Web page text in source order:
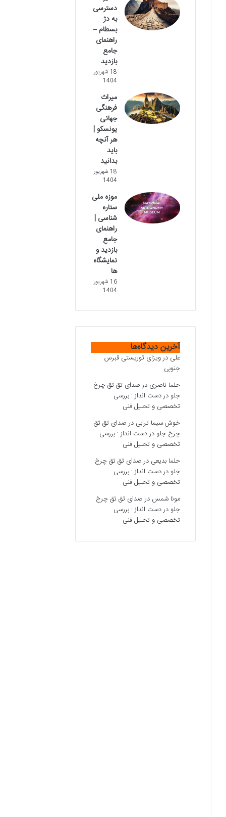
دسترسی
به دژ
بسطام –
راهنمای
جامع
بازدید
18 شهریور
1404
میراث
فرهنگی
جهانی
یونسکو |
هر آنچه
باید
بدانید
18 شهریور
1404
موزه ملی
ستاره
شناسی |
راهنمای
جامع
بازدید و
نمایشگاه
ها
16 شهریور
1404
آخرین دیدگاه‌ها
علی درویزای توریستی قبرس
جنوبی
حلما ناصری درصدای تق تق چرخ
جلو در دست انداز : بررسی
تخصصی و تحلیل فنی
خوش سیما ترابی درصدای تق تق
چرخ جلو در دست انداز : بررسی
تخصصی و تحلیل فنی
حلما بدیعی درصدای تق تق چرخ
جلو در دست انداز : بررسی
تخصصی و تحلیل فنی
مونا شمس درصدای تق تق چرخ
جلو در دست انداز : بررسی
تخصصی و تحلیل فنی